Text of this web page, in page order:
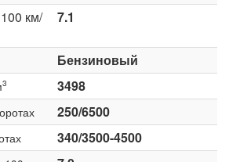
км/
7.1
Бензиновый
3
3498
250/6500
340/3500-4500